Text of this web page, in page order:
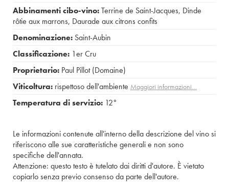
Abbinamenti cibo-vino:Terrine de Saint-Jacques, Dinde
rôtie aux marrons, Daurade aux citrons confits
Denominazione: Saint-Aubin
Classificazione: 1er Cru
Proprietario: Paul Pillot (Domaine)
Viticoltura: rispettoso dell'ambiente Maggiori informazioni…
Temperatura di servizio: 12°
Le informazioni contenute all'interno della descrizione del vino si
riferiscono alle sue caratteristiche generali e non sono
specifiche dell'annata.
Attenzione: questo testo è tutelato dai diritti d'autore. È vietato
copiarlo senza previo consenso da parte dell'autore.